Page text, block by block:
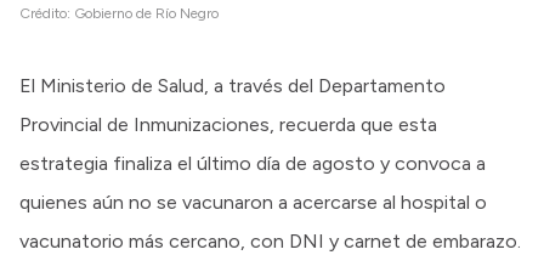
Crédito: Gobierno de Río Negro
El Ministerio de Salud, a través del Departamento
Provincial de Inmunizaciones, recuerda que esta
estrategia finaliza el último día de agosto y convoca a
quienes aún no se vacunaron a acercarse al hospital o
vacunatorio más cercano, con DNI y carnet de embarazo.